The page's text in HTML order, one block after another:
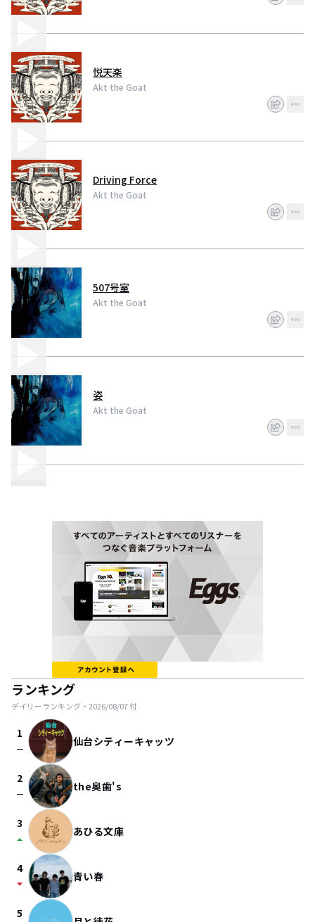
悦天楽
Akt the Goat
Driving Force
Akt the Goat
507号室
Akt the Goat
姿
Akt the Goat
ランキング
デイリーランキング・ 2026/08/07付
1
check_indeterminate_small 仙台シティーキャッツ
2
check_indeterminate_small the奥歯's
3
arrow_drop_up あひる文庫
4
arrow_drop_down 青い春
5